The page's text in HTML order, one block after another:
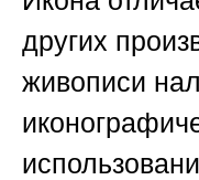
других
живописи